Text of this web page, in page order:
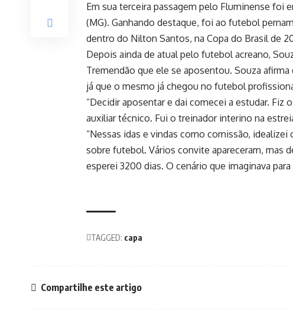
Em sua terceira passagem pelo Fluminense foi
(MG). Ganhando destaque, foi ao futebol
dentro do Nilton Santos, na Copa do Brasil de
Depois ainda de atual pelo futebol acreano,
Tremendão que ele se aposentou. Souza
já que o mesmo já chegou no futebol
“Decidir aposentar e dai comecei a estudar. Fiz
auxiliar técnico. Fui o treinador interino na
“Nessas idas e vindas como comissão,
sobre futebol. Vários convite apareceram, mas
esperei 3200 dias. O cenário que imaginava
TAGGED: capa
Compartilhe este artigo